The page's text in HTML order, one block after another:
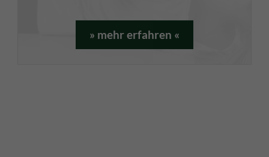
» mehr erfahren «